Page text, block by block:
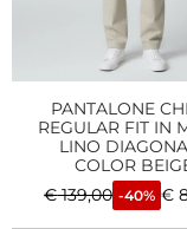
PANTALONE
REGULAR FIT IN
LINO
COLOR
€139,00 -40% €